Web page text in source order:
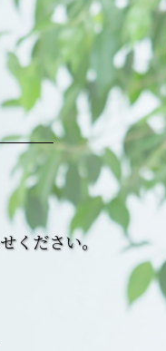
ください。